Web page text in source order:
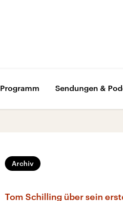
Programm Sendungen &
Archiv
Tom Schilling über sein